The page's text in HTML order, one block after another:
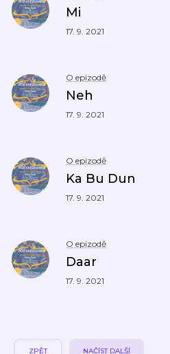
Mi
17. 9. 2021
O epizodě
Neh
17. 9. 2021
O epizodě
Ka Bu Dun
17. 9. 2021
O epizodě
Daar
17. 9. 2021
ZPĚT NAČÍST DALŠÍ